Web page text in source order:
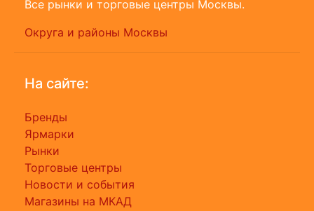
Все рынки и торговые центры Москвы.
Округа и районы Москвы
На сайте:
Бренды
Ярмарки
Рынки
Торговые центры
Новости и события
Магазины на МКАД